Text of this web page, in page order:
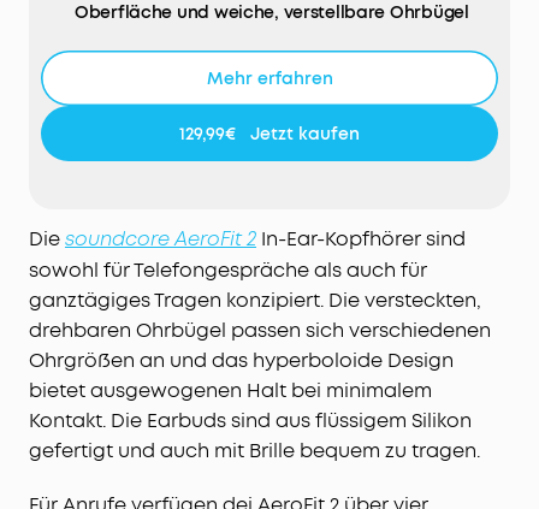
Oberfläche und weiche, verstellbare Ohrbügel
Verbunden bleiben:Von Gesprächen bis hin zum
Kopfhörern weißt du immer, was um dich herum
geschieht - auch dann wenn du deine
Racetrack-Treiber und die von soundcore
entwickelte BassTurbo-Technologie sorgen für
tiefe Bässe, klare Mitten und lebendige Höhen.
Freue dich auf kabellosen Hi-Res-Klang, verfeinert
durch LDAC.
Kristallklare Anrufe:4 strahlformende Mikrofone
und ein hochmoderner KI-Algorithmus erfassen
deine Stimme und filtern gleichzeitig den Lärm
heraus. Selbst in belebten Straßen bleibst du bei
Mehr erfahren
129,99€ Jetzt kaufen
Die soundcore AeroFit 2 In-Ear-Kopfhörer sind
sowohl für Telefongespräche als auch für
ganztägiges Tragen konzipiert. Die versteckten,
drehbaren Ohrbügel passen sich verschiedenen
Ohrgrößen an und das hyperboloide Design
bietet ausgewogenen Halt bei minimalem
Kontakt. Die Earbuds sind aus flüssigem Silikon
gefertigt und auch mit Brille bequem zu tragen.